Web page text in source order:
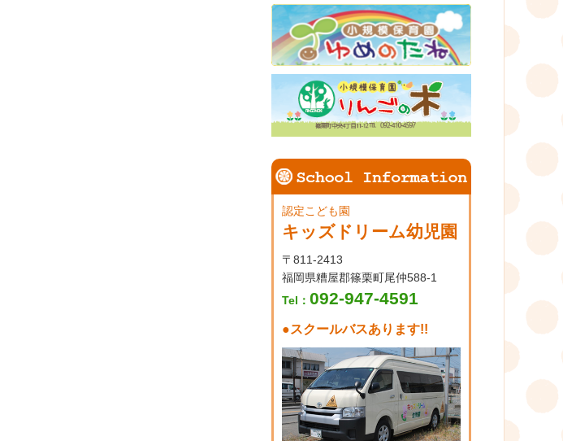
認定こども園
キッズドリーム幼児園
〒811-2413
福岡県糟屋郡篠栗町尾仲588-1
Tel：092-947-4591
●スクールバスあります!!